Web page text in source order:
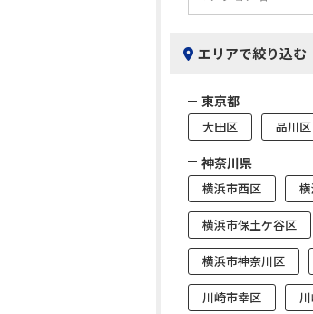
エリアで絞り込む
東京都
大田区 品川区
神奈川県
横浜市西区
横浜市保土ケ谷区
横浜市神奈川区
川崎市幸区